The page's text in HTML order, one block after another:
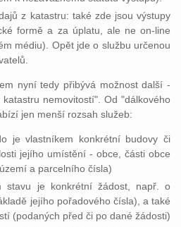
z katastru: také zde jsou výstupy
formě a za úplatu, ale ne on-line
médiu). Opět jde o službu určenou
nyní tedy přibývá možnost další -
nemovitostí". Od "dálkového
jen menší rozsah služeb:
je vlastníkem konkrétní budovy či
jejího umístění - obce, části obce
a parcelního čísla)
stavu je konkrétní žádost, např. o
jejího pořadového čísla), a také
(podaných před či po dané žádosti)